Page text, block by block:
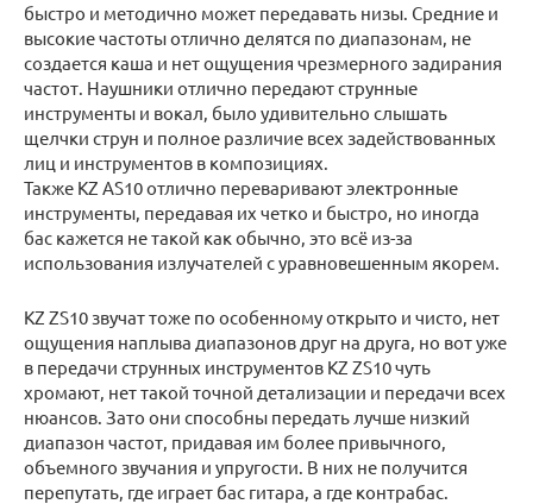
быстро и методично может передавать низы. Средние и
высокие частоты отлично делятся по диапазонам, не
создается каша и нет ощущения чрезмерного задирания
частот. Наушники отлично передают струнные
инструменты и вокал, было удивительно слышать
щелчки струн и полное различие всех задействованных
лиц и инструментов в композициях.
Также KZ AS10 отлично переваривают электронные
инструменты, передавая их четко и быстро, но иногда
бас кажется не такой как обычно, это всё из-за
использования излучателей с уравновешенным якорем.
KZ ZS10 звучат тоже по особенному открыто и чисто, нет
ощущения наплыва диапазонов друг на друга, но вот уже
в передачи струнных инструментов KZ ZS10 чуть
хромают, нет такой точной детализации и передачи всех
нюансов. Зато они способны передать лучше низкий
диапазон частот, придавая им более привычного,
объемного звучания и упругости. В них не получится
перепутать, где играет бас гитара, а где контрабас.